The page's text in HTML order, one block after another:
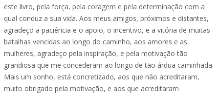
este livro, pela força, pela coragem e pela determinação com a
qual conduz a sua vida. Aos meus amigos, próximos e distantes,
agradeço a paciência e o apoio, o incentivo, e a vitória de muitas
batalhas vencidas ao longo do caminho, aos amores e as
mulheres, agradeço pela inspiração, e pela motivação tão
grandiosa que me concederam ao longo de tão árdua caminhada.
Mais um sonho, está concretizado, aos que não acreditaram,
muito obrigado pela motivação, e aos que acreditaram